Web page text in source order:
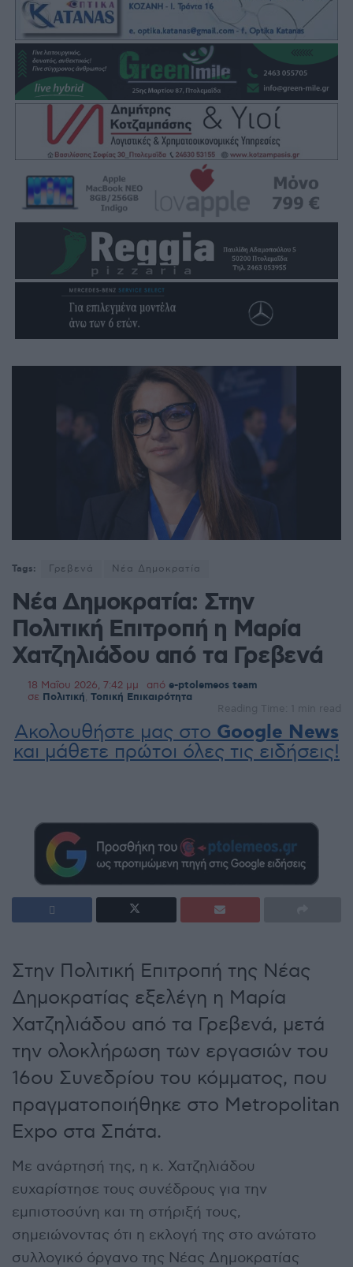
Tags: Γρεβενά Νέα Δημοκρατία
Νέα Δημοκρατία: Στην
Πολιτική Επιτροπή η Μαρία
Χατζηλιάδου από τα Γρεβενά
18 Μαΐου 2026, 7:42 μμ από e-ptolemeos team
σε Πολιτική Τοπική Επικαιρότητα
Reading Time: 1 min read
Ακολουθήστε μας στο Google News
και μάθετε πρώτοι όλες τις ειδήσεις!
Στην Πολιτική Επιτροπή της Νέας
Δημοκρατίας εξελέγη η Μαρία
Χατζηλιάδου από τα Γρεβενά, μετά
την ολοκλήρωση των εργασιών του
16ου Συνεδρίου του κόμματος, που
πραγματοποιήθηκε στο Metropolitan
Expo στα Σπάτα.
Με ανάρτησή της, η κ. Χατζηλιάδου
ευχαρίστησε τους συνέδρους για την
εμπιστοσύνη και τη στήριξή τους,
σημειώνοντας ότι η εκλογή της στο ανώτατο
συλλογικό όργανο της Νέας Δημοκρατίας